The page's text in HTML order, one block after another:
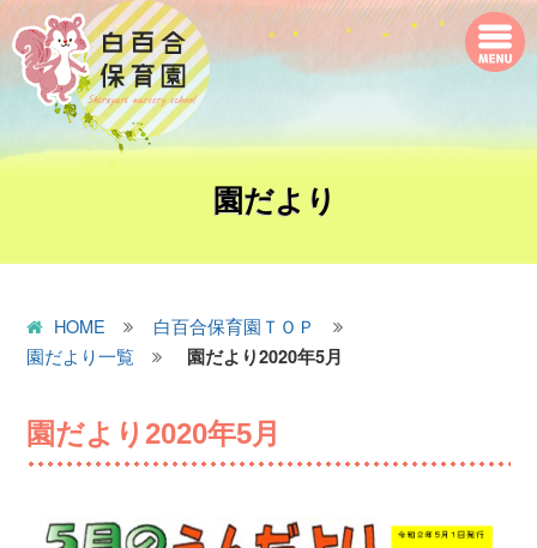
園だより
HOME
白百合保育園ＴＯＰ
園だより一覧
園だより2020年5月
園だより2020年5月